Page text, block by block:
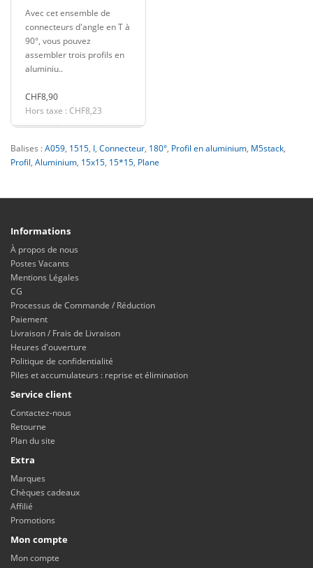
aluminium 1515
M5Stack
Avec cet ensemble de
connecteurs d'angle en T à
90°, vous pouvez
assembler trois profils en
aluminiu..
CHF8,90
Hors taxe : CHF8,23
Balises :A059, 1515, I, Connecteur, 180°, Profil en aluminium, M5stack,
Profil, Aluminium, 15x15, 15*15, Plane
Informations
À propos de nous
Postes Vacants
Mentions Légales
CG
Processus de Commande / Réduction
Paiement
Livraison / Frais de Livraison
Heures d'ouverture
Politique de confidentialité
Piles et accumulateurs : reprise et élimination
Service client
Contactez-nous
Retourne
Plan du site
Extra
Marques
Chèques cadeaux
Affilié
Promotions
Mon compte
Mon compte